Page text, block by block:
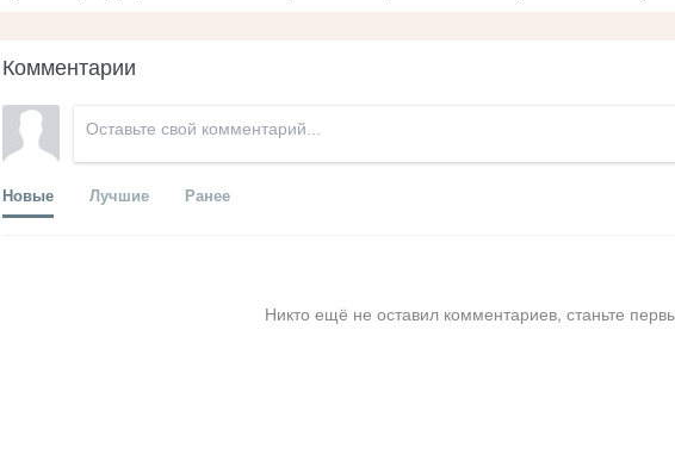
Комментарии
Новые Лучшие Ранее
Никто ещё не оставил комментариев, станьте